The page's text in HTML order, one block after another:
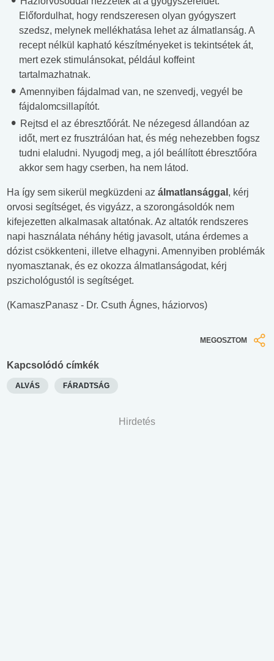
Előfordulhat, hogy rendszeresen olyan gyógyszert
szedsz, melynek mellékhatása lehet az álmatlanság. A
recept nélkül kapható készítményeket is tekintsétek át,
mert ezek stimulánsokat, például koffeint
tartalmazhatnak.
Amennyiben fájdalmad van, ne szenvedj, vegyél be
fájdalomcsillapítót.
Rejtsd el az ébresztőórát. Ne nézegesd állandóan az
időt, mert ez frusztrálóan hat, és még nehezebben fogsz
tudni elaludni. Nyugodj meg, a jól beállított ébresztőóra
akkor sem hagy cserben, ha nem látod.
Ha így sem sikerül megküzdeni az álmatlansággal , kérj
orvosi segítséget, és vigyázz, a szorongásoldók nem
kifejezetten alkalmasak altatónak. Az altatók rendszeres
napi használata néhány hétig javasolt, utána érdemes a
dózist csökkenteni, illetve elhagyni. Amennyiben problémák
nyomasztanak, és ez okozza álmatlanságodat, kérj
pszichológustól is segítséget.
(KamaszPanasz - Dr. Csuth Ágnes, háziorvos)
MEGOSZTOM
Kapcsolódó címkék
ALVÁS FÁRADTSÁG
Hirdetés